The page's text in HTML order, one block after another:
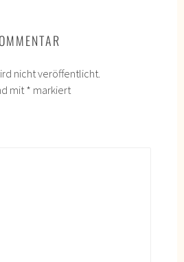
nicht veröffentlicht.
mit * markiert